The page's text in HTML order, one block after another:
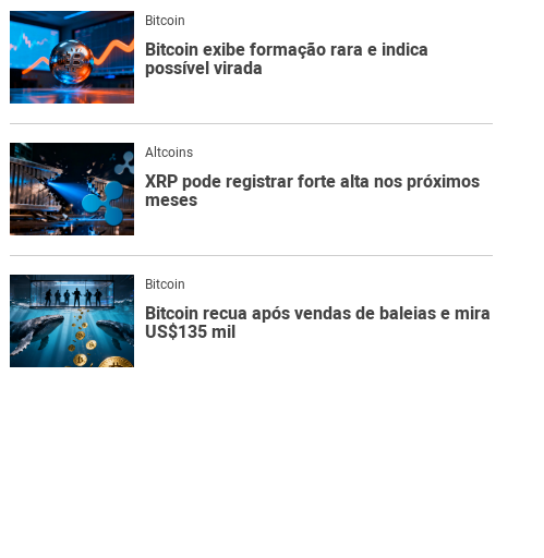
Bitcoin
Bitcoin exibe formação rara e indica
possível virada
Altcoins
XRP pode registrar forte alta nos próximos
meses
Bitcoin
Bitcoin recua após vendas de baleias e mira
US$135 mil